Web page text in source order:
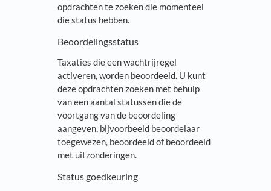
opdrachten te zoeken die momenteel
die status hebben.
Beoordelingsstatus
Taxaties die een wachtrijregel
activeren, worden beoordeeld. U kunt
deze opdrachten zoeken met behulp
van een aantal statussen die de
voortgang van de beoordeling
aangeven, bijvoorbeeld beoordelaar
toegewezen, beoordeeld of beoordeeld
met uitzonderingen.
Status goedkeuring